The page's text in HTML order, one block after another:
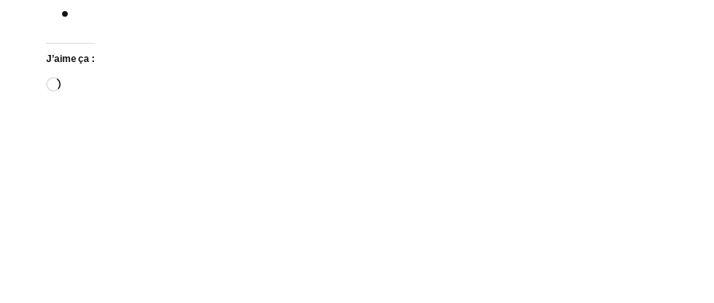
J’aime ça :
Chargement…